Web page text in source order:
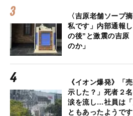
〈吉原老舗ソープ
私です」内部通報
の後”と激震の吉原
のか」
《イオン爆発》「
示した？」死者２
涙を流し…社員は
ともあったようです